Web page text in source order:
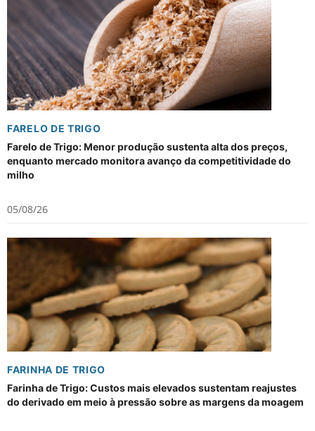
FARELO DE TRIGO
Farelo de Trigo: Menor produção sustenta alta dos preços,
enquanto mercado monitora avanço da competitividade do
milho
05/08/26
FARINHA DE TRIGO
Farinha de Trigo: Custos mais elevados sustentam reajustes
do derivado em meio à pressão sobre as margens da moagem